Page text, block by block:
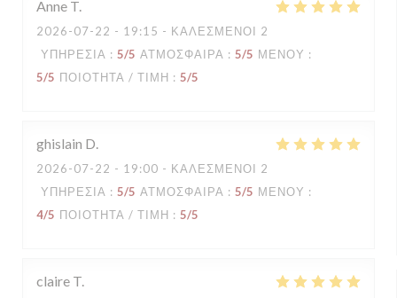
Anne T
2026-07-22 - 19:15 - ΚΑΛΕΣΜΈΝΟΙ 2
ΥΠΗΡΕΣΊΑ : 5/5 ΑΤΜΌΣΦΑΙΡΑ : 5/5 ΜΕΝΟΎ :
5/5 ΠΟΙΌΤΗΤΑ / ΤΙΜΉ : 5/5
ghislain D
2026-07-22 - 19:00 - ΚΑΛΕΣΜΈΝΟΙ 2
ΥΠΗΡΕΣΊΑ : 5/5 ΑΤΜΌΣΦΑΙΡΑ : 5/5 ΜΕΝΟΎ :
4/5 ΠΟΙΌΤΗΤΑ / ΤΙΜΉ : 5/5
claire T